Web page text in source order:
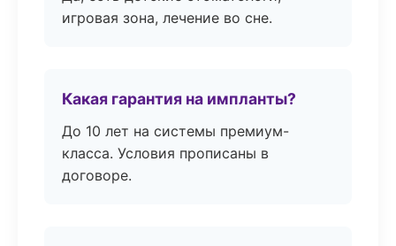
игровая зона, лечение во сне.
Какая гарантия на импланты?
До 10 лет на системы премиум-
класса. Условия прописаны в
договоре.